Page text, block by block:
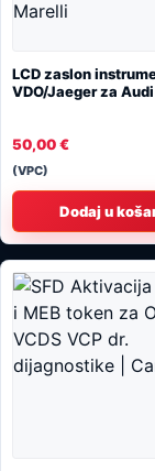
LCD zaslon
VDO/Jaeger za Audi
50,00€
(VPC)
Dodaj u